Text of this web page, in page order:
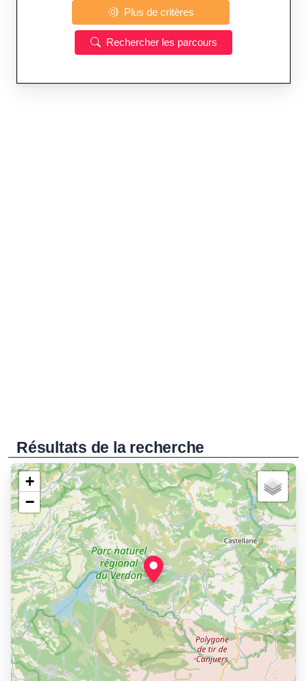
Plus de critères
Rechercher les parcours
Résultats de la recherche
+
−